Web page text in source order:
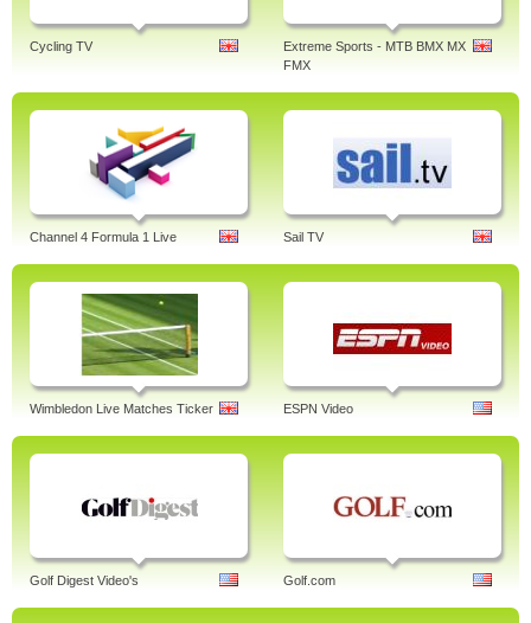
Cycling TV
Extreme Sports - MTB BMX MX
FMX
Channel 4 Formula 1 Live Sail TV
Wimbledon Live Matches Ticker ESPN Video
Golf Digest Video's Golf.com